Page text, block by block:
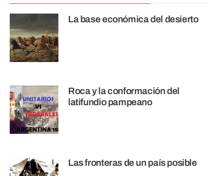
La base económica del desierto
Roca y la conformación del
latifundio pampeano
Las fronteras de un país posible